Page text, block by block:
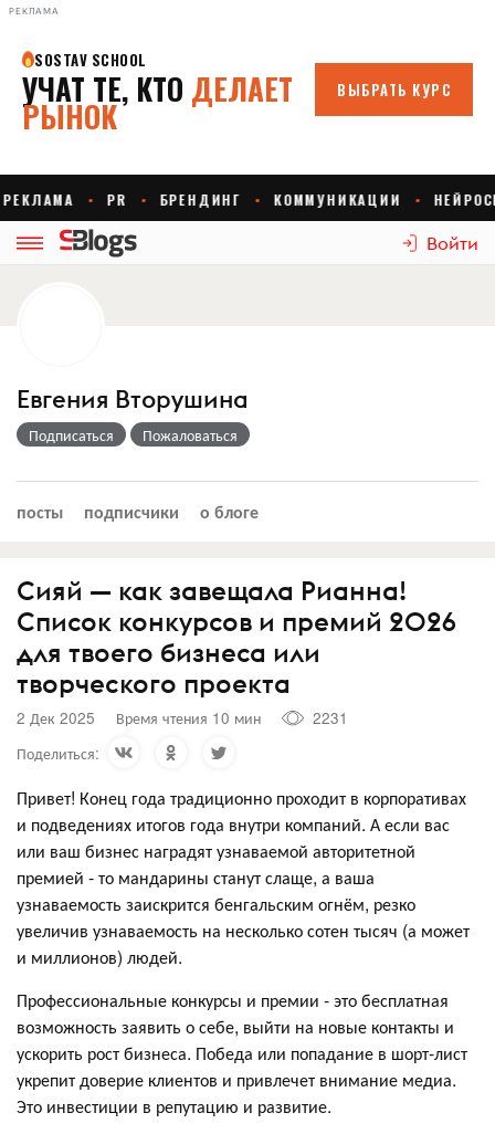
РЕКЛАМА
Войти
Евгения Вторушина
Подписаться Пожаловаться
посты подписчики о блоге
Сияй — как завещала Рианна!
Список конкурсов и премий 2026
для твоего бизнеса или
творческого проекта
2 Дек 2025 Время чтения 10 мин
2231
Поделиться:
Привет! Конец года традиционно проходит в корпоративах
и подведениях итогов года внутри компаний. А если вас
или ваш бизнес наградят узнаваемой авторитетной
премией - то мандарины станут слаще, а ваша
узнаваемость заискрится бенгальским огнём, резко
увеличив узнаваемость на несколько сотен тысяч (а может
и миллионов) людей.
Профессиональные конкурсы и премии - это бесплатная
возможность заявить о себе, выйти на новые контакты и
ускорить рост бизнеса. Победа или попадание в шорт-лист
укрепит доверие клиентов и привлечет внимание медиа.
Это инвестиции в репутацию и развитие.